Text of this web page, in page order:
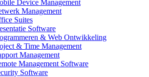
Device Management
Management
Suites
Software
& Web Ontwikkeling
& Time Management
Management
Management Software
Software